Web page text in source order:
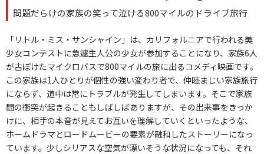
問題だらけの家族の笑って泣ける800マイルのドライブ旅行
「リトル・ミス・サンシャイン」は、カリフォルニアで行われる美
少女コンテストに急遽主人公の少女が参加することになり、家族6人
が古ぼけたマイクロバスで800マイルの旅に出るコメディ映画です。
この家族は1人ひとりが個性の強い変わり者で、仲睦まじい家族旅行
にならず、道中は常にトラブルが発生してしまいます。そこで家族
間の衝突が起きることもしばしばありますが、その出来事をきっか
けに、相手の本音が見えてお互いを理解していくといったような、
ホームドラマとロードムービーの要素が融和したストーリーになっ
ています。少しシリアスな空気が漂いそうな状況になっても、それ